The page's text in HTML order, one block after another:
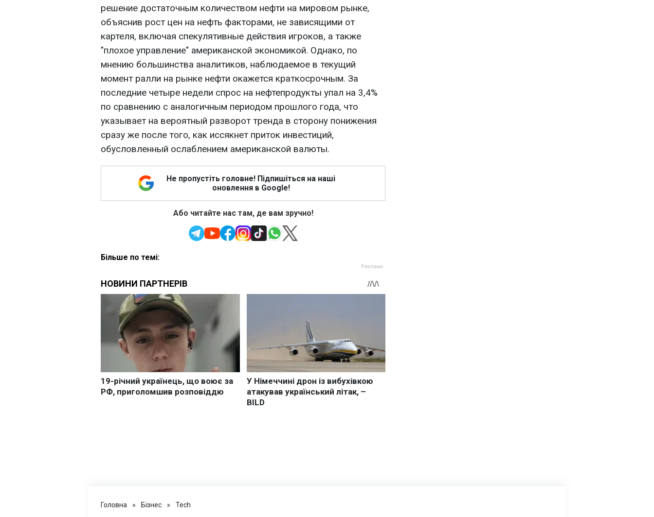
решение достаточным количеством нефти на мировом рынке,
объяснив рост цен на нефть факторами, не зависящими от
картеля, включая спекулятивные действия игроков, а также
"плохое управление" американской экономикой. Однако, по
мнению большинства аналитиков, наблюдаемое в текущий
момент ралли на рынке нефти окажется краткосрочным. За
последние четыре недели спрос на нефтепродукты упал на 3,4%
по сравнению с аналогичным периодом прошлого года, что
указывает на вероятный разворот тренда в сторону понижения
сразу же после того, как иссякнет приток инвестиций,
обусловленный ослаблением американской валюты.
Не пропустіть головне! Підпишіться на наші
оновлення в Google!
Або читайте нас там, де вам зручно!
Більше по темі:
Головна » Бізнес » Tech